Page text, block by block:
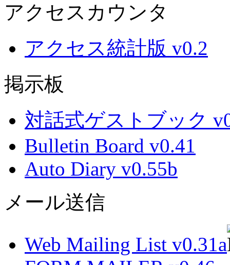
アクセスカウンタ
アクセス統計版 v0.2
掲示板
対話式ゲストブック
Bulletin Board v0.41
Auto Diary v0.55b
メール送信
Web Mailing List v0.31a